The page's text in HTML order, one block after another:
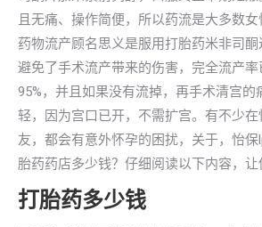
且无痛、操作简便，所以药流是大多数女
药物流产顾名思义是服用打胎药米非司
避免了手术流产带来的伤害，完全流产
95%，并且如果没有流掉，再手术清宫的
轻，因为宫口已开，不需扩宫。有不少在
友，都会有意外怀孕的困扰，关于，怡
胎药药店多少钱？仔细阅读以下内容，让
打胎药多少钱